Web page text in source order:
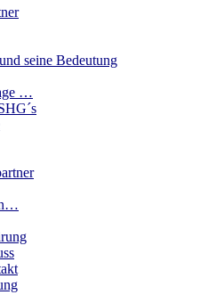
seine Bedeutung
…